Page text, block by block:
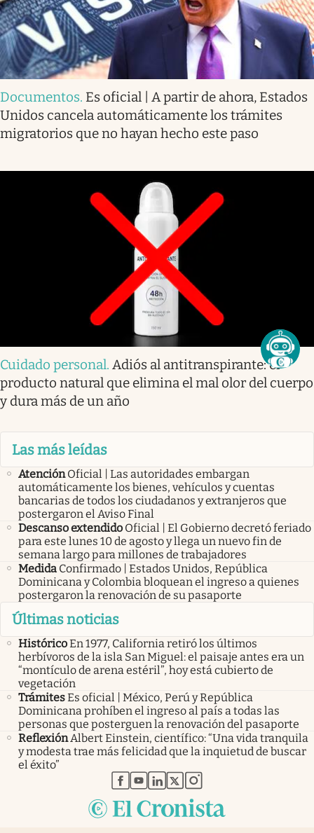
Documentos. Es oficial | A partir de ahora, Estados
Unidos cancela automáticamente los trámites
migratorios que no hayan hecho este paso
Cuidado personal. Adiós al antitranspirante: el
producto natural que elimina el mal olor del cuerpo
y dura más de un año
Las más leídas
Atención Oficial | Las autoridades embargan
automáticamente los bienes, vehículos y cuentas
bancarias de todos los ciudadanos y extranjeros que
postergaron el Aviso Final
Descanso extendido Oficial | El Gobierno decretó feriado
para este lunes 10 de agosto y llega un nuevo fin de
semana largo para millones de trabajadores
Medida Confirmado | Estados Unidos, República
Dominicana y Colombia bloquean el ingreso a quienes
postergaron la renovación de su pasaporte
Últimas noticias
HistóricoEn 1977, California retiró los últimos
herbívoros de la isla San Miguel: el paisaje antes era un
“montículo de arena estéril”, hoy está cubierto de
vegetación
TrámitesEs oficial | México, Perú y República
Dominicana prohíben el ingreso al país a todas las
personas que posterguen la renovación del pasaporte
ReflexiónAlbert Einstein, científico: “Una vida tranquila
y modesta trae más felicidad que la inquietud de buscar
el éxito”
abre en nueva pestaña
abre en nueva pestaña
abre en nueva pestaña
abre en nueva pestaña
abre en nueva pestaña